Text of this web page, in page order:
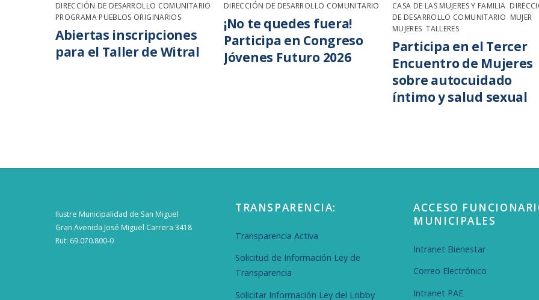
DIRECCIÓN DE DESARROLLO COMUNITARIO
PROGRAMA PUEBLOS ORIGINARIOS
Abiertas inscripciones
para el Taller de Witral
DIRECCIÓN DE DESARROLLO COMUNITARIO
¡No te quedes fuera!
Participa en Congreso
Jóvenes Futuro 2026
CASA DE LAS MUJERES Y FAMILIA
DE DESARROLLO COMUNITARIO MUJER
MUJERES ,TALLERES
Participa en el Tercer
Encuentro de Mujeres
sobre autocuidado
íntimo y salud sexual
Ilustre Municipalidad de San Miguel
Gran Avenida José Miguel Carrera 3418
Rut: 69.070.800-0
TRANSPARENCIA:
Transparencia Activa
Solicitud de Información Ley de
Transparencia
Solicitar Información Ley del Lobby
ACCESO
MUNICIPALES
Intranet Bienestar
Correo Electrónico
Intranet PAE